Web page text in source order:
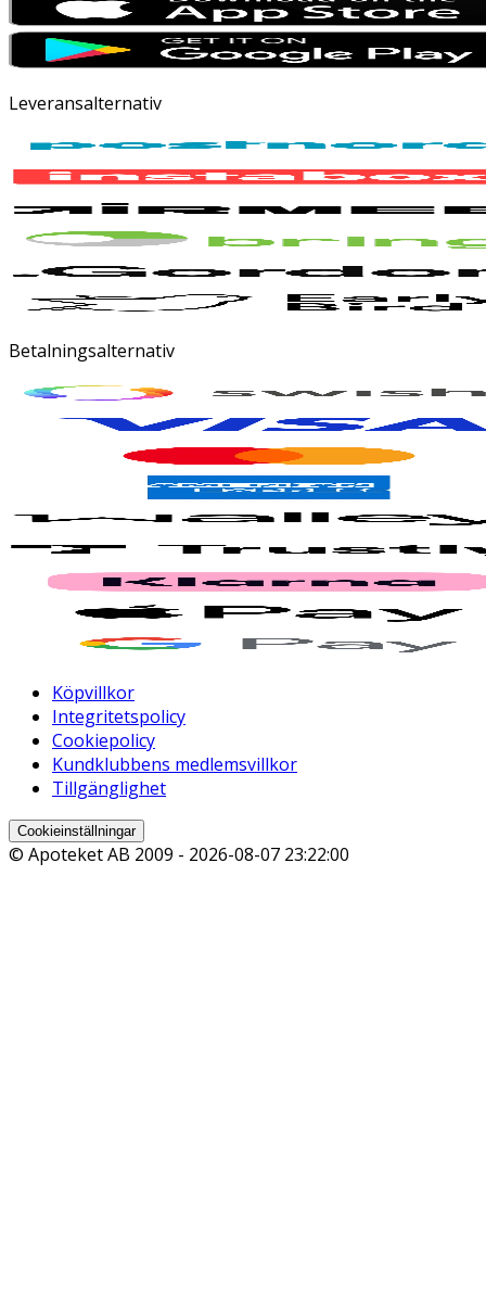
Leveransalternativ
Betalningsalternativ
Köpvillkor
Integritetspolicy
Cookiepolicy
Kundklubbens medlemsvillkor
Tillgänglighet
Cookieinställningar
© Apoteket AB 2009 - 2026-08-07 23:22:00